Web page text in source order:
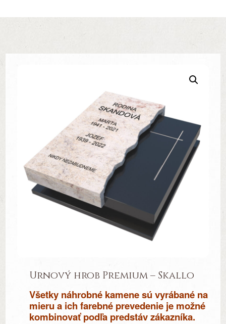
Urnový hrob Premium – Skallo
Všetky náhrobné kamene sú vyrábané na
mieru a ich farebné prevedenie je možné
kombinovať podľa predstáv zákazníka.